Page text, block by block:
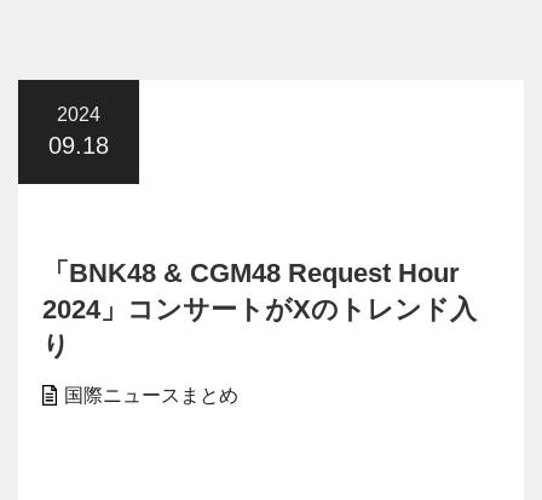
2024
09.18
「BNK48 & CGM48 Request Hour
2024」コンサートがXのトレンド入
り
国際ニュースまとめ